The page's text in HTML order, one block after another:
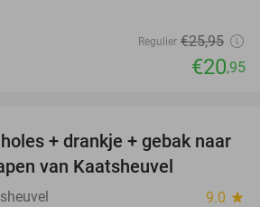
Regulier €25,95
€20,95
41%
+ drankje + gebak naar
van Kaatsheuvel
9.0 star